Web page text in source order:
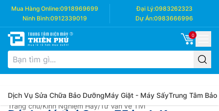
Mua Hàng Online:0918969699 Đại Lý:0983262323
Ninh Bình:0912339019 Dự Án:0983666996
0
Dịch Vụ Sửa Chữa Bảo DưỡngMáy Giặt - Máy SấyTrung Tâm Bảo
Trang chủ/Kinh Nghiệm Hay/Tư Vấn về Tivi